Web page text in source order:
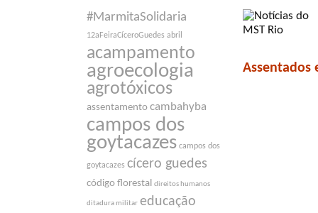
#MarmitaSolidaria
12aFeiraCíceroGuedes abril
acampamento
agroecologia
agrotóxicos
assentamento cambahyba
campos dos
goytacazes campos dos
goytacazes cícero guedes
código florestal direitos humanos
ditadura militar educação
Assentados